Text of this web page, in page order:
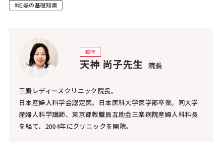
#妊娠の基礎知識
監修
天神 尚子先生 院長
三鷹レディースクリニック院長。
日本産婦人科学会認定医。日本医科大学医学部卒業。同大学
産婦人科学講師、東京都教職員互助会三楽病院産婦人科科長
を経て、2004年にクリニックを開院。